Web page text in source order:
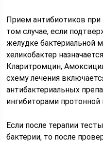
Прием антибиотиков при
том случае, если
желудке бактериальной
хеликобактер
Кларитромцин,
схему лечения
антибактериальных
ингибиторами
Если после терапии
бактерии, то после